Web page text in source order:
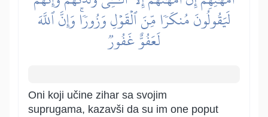
لَيَقُولُونَ مُنكَرٗا مِّنَ ٱلۡقَوۡلِ وَزُورٗاۚ وَإِنَّ ٱللَّهَ
لَعَفُوٌّ غَفُورٞ
Oni koji učine zihar sa svojim
suprugama, kazavši da su im one poput